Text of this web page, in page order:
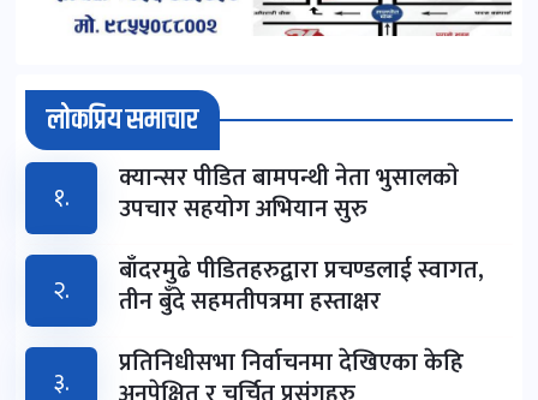
लोकप्रिय समाचार
१. क्यान्सर पीडित बामपन्थी नेता भुसालकाे
उपचार सहयोग अभियान सुरु
२.
बाँदरमुढे पीडितहरुद्वारा प्रचण्डलाई स्वागत,
तीन बुँदे सहमतीपत्रमा हस्ताक्षर
३.
प्रतिनिधीसभा निर्वाचनमा देखिएका केहि